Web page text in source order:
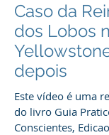
Caso da
dos Lobos
depois
Este vídeo é uma
do livro Guia
Conscientes,